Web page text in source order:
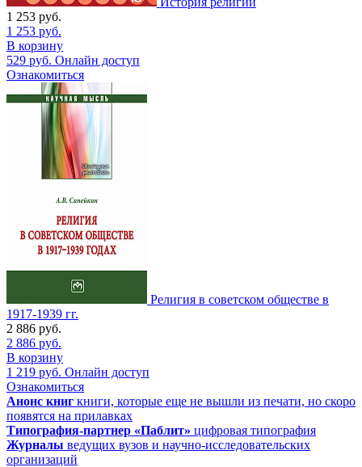
1 253 руб.
1 253 руб.
В корзину
529 руб. Онлайн доступ
Ознакомиться
Религия в советском обществе в
1917-1939 гг.
2 886 руб.
2 886 руб.
В корзину
1 219 руб. Онлайн доступ
Ознакомиться
Анонс книг книги, которые еще не вышли из печати, но скоро
появятся на прилавках
Типография-партнер «Паблит» цифровая типография
Журналы ведущих вузов и научно-исследовательских
организаций